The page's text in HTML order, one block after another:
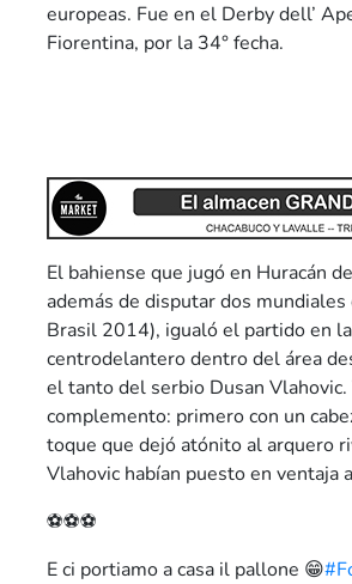
europeas. Fue en el Derby dell’
Fiorentina, por la 34° fecha.
El bahiense que jugó en Huracán
además de disputar dos
Brasil 2014), igualó el partido en
centrodelantero dentro del área
el tanto del serbio Dusan
complemento: primero con un
toque que dejó atónito al arquero
Vlahovic habían puesto en ventaja
⚽️⚽️⚽️
E ci portiamo a casa il pallone 😁